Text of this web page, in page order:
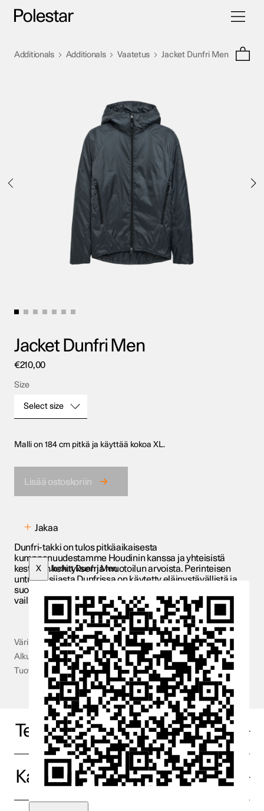
Siirry
Vaihda
Additionals > Additionals > Vaatetus > Jacket Dunfri Men
Jacket Dunfri Men
€210,00
Size
Select size
Size
Malli on 184 cm pitkä ja käyttää kokoa XL.
Lisää ostoskoriin
Jakaa
X Jacket Dunfri Men
Dunfri-takki on tulos pitkäaikaisesta
kumppanuudestamme Houdinin kanssa ja yhteisistä
kestävän kehityksen ja muotoilun arvoista. Perinteisen
untuvan sijasta Dunfrissa on käytetty eläinystävällistä ja
suorituskykyistä Primaloft Gold™ -materiaalia. Lämpöä
vailla kompromisseja. Saatavilla mustana.
Väri
True black
Alkuperämaa Latvia
Tuotetunnus (SKU) PS071
Tekniset tiedot
Kankaat ja teknologia